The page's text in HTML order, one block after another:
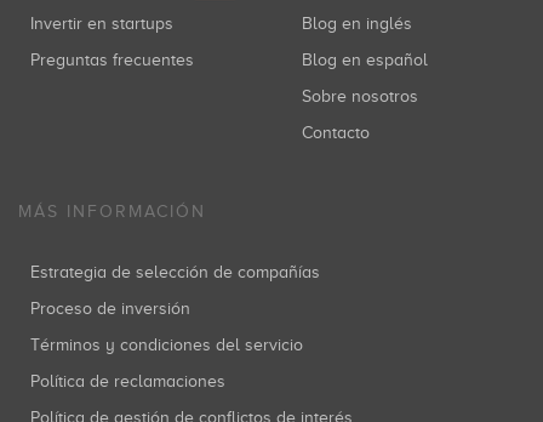
Invertir en startups
Preguntas frecuentes
Blog en inglés
Blog en español
Sobre nosotros
Contacto
MÁS INFORMACIÓN
Estrategia de selección de compañías
Proceso de inversión
Términos y condiciones del servicio
Política de reclamaciones
Política de gestión de conflictos de interés